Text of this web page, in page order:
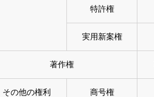
特許権
実用新案権
著作権
その他の権利 商号権